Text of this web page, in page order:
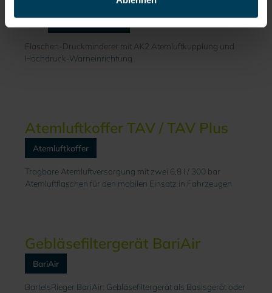
2
Flaschen-Druckminderer mit AK2 Atemluftkupplung und
Hochdruck-Warneinrichtung
Atemluftkoffer TAV / TAV Plus
Atemluftkoffer
Tragbare Atemluftversorgung mit zwei 6,8 l / 300 bar
Atemluftflaschen für den mobilen Einsatz in Fahrzeugen
Gebläsefiltergerät BariAir
BariAir
BartelsRieger BariAir: Gebläsefiltergerät als Basisgerät oder